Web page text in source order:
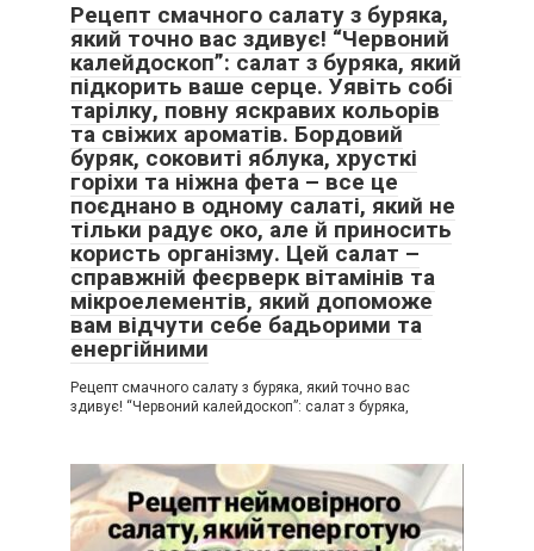
Рецепт смачного салату з буряка,
який точно вас здивує! “Червоний
калейдоскоп”: салат з буряка, який
підкорить ваше серце. Уявіть собі
тарілку, повну яскравих кольорів
та свіжих ароматів. Бордовий
буряк, соковиті яблука, хрусткі
горіхи та ніжна фета – все це
поєднано в одному салаті, який не
тільки радує око, але й приносить
користь організму. Цей салат –
справжній феєрверк вітамінів та
мікроелементів, який допоможе
вам відчути себе бадьорими та
енергійними
Рецепт смачного салату з буряка, який точно вас
здивує! “Червоний калейдоскоп”: салат з буряка,